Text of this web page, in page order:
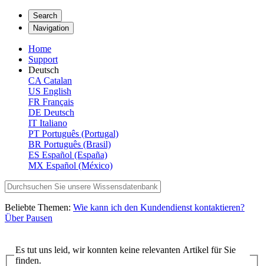
Search
Navigation
Home
Support
Deutsch
CA Catalan
US English
FR Français
DE Deutsch
IT Italiano
PT Português (Portugal)
BR Português (Brasil)
ES Español (España)
MX Español (México)
Beliebte Themen: Wie kann ich den Kundendienst kontaktieren?
Über Pausen
Es tut uns leid, wir konnten keine relevanten Artikel für Sie
finden.